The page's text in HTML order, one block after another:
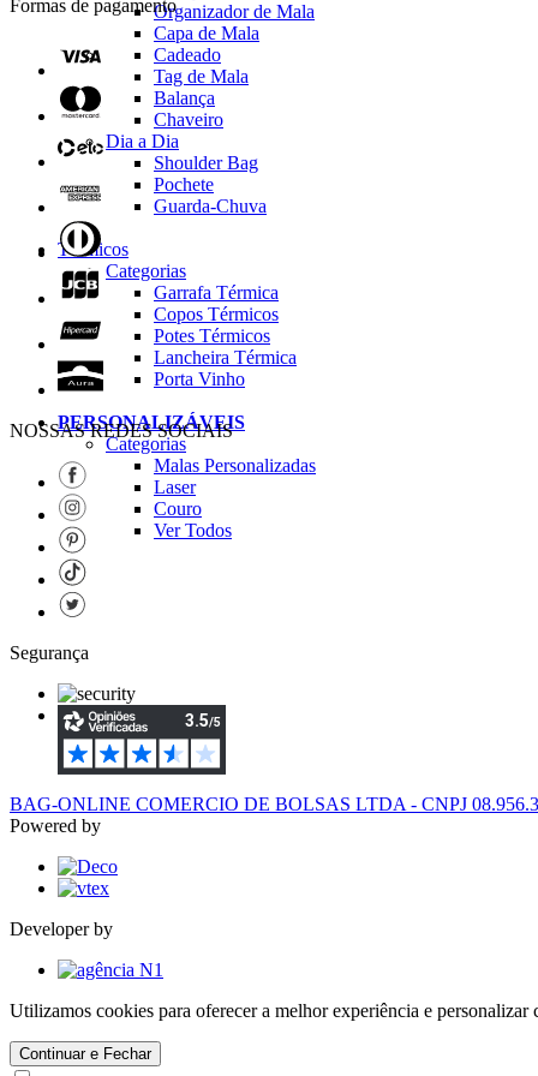
Organizador de Mala
Capa de Mala
Cadeado
Tag de Mala
Balança
Chaveiro
Dia a Dia
Shoulder Bag
Pochete
Guarda-Chuva
Térmicos
Categorias
Garrafa Térmica
Copos Térmicos
Potes Térmicos
Lancheira Térmica
Porta Vinho
PERSONALIZÁVEIS
Categorias
Malas Personalizadas
Laser
Couro
Ver Todos
Formas de pagamento
NOSSAS REDES SOCIAIS
Segurança
BAG-ONLINE COMERCIO DE BOLSAS LTDA - CNPJ
Powered by
Developer by
Utilizamos cookies para oferecer a melhor experiência e
Continuar e Fechar